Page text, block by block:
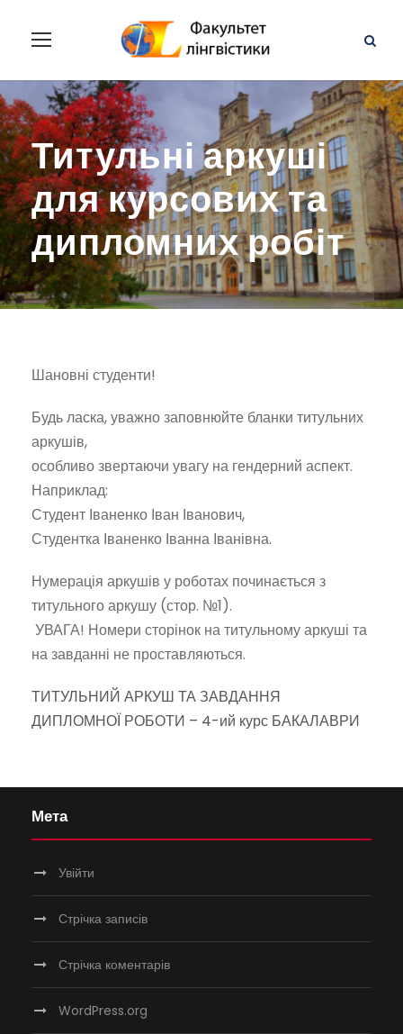
Титульні аркуші
для курсових та
дипломних робіт
Шановні студенти!
Будь ласка, уважно заповнюйте бланки титульних
аркушів,
особливо звертаючи увагу на гендерний аспект.
Наприклад:
Студент Іваненко Іван Іванович,
Студентка Іваненко Іванна Іванівна.
Нумерація аркушів у роботах починається з
титульного аркушу (стор. №1).
УВАГА! Номери сторінок на титульному аркуші та
на завданні не проставляються.
ТИТУЛЬНИЙ АРКУШ ТА ЗАВДАННЯ
ДИПЛОМНОЇ РОБОТИ – 4-ий курс БАКАЛАВРИ
Мета
Увійти
Стрічка записів
Стрічка коментарів
WordPress.org